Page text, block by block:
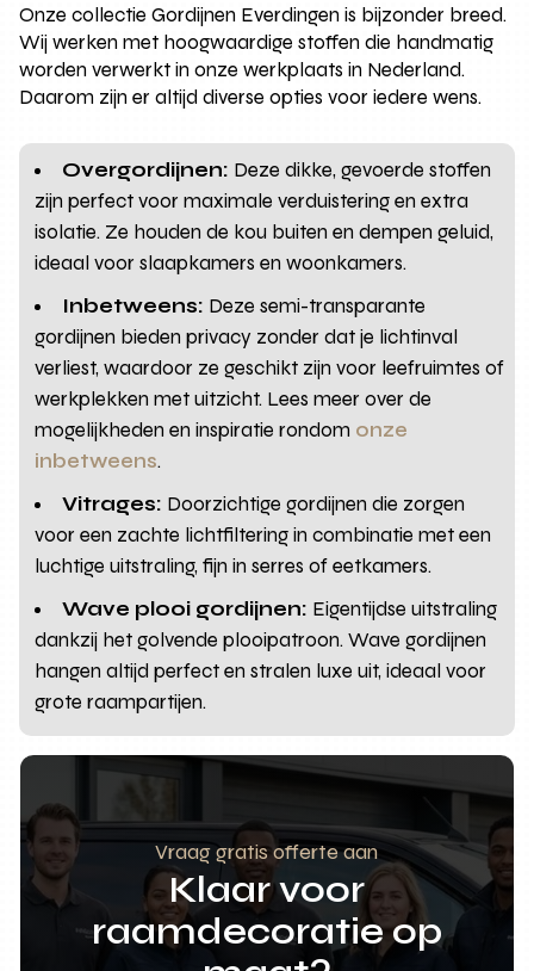
Onze collectie Gordijnen Everdingen is bijzonder breed.
Wij werken met hoogwaardige stoffen die handmatig
worden verwerkt in onze werkplaats in Nederland.
Daarom zijn er altijd diverse opties voor iedere wens.
Overgordijnen: Deze dikke, gevoerde stoffen
zijn perfect voor maximale verduistering en extra
isolatie. Ze houden de kou buiten en dempen geluid,
ideaal voor slaapkamers en woonkamers.
Inbetweens: Deze semi-transparante
gordijnen bieden privacy zonder dat je lichtinval
verliest, waardoor ze geschikt zijn voor leefruimtes of
werkplekken met uitzicht. Lees meer over de
mogelijkheden en inspiratie rondom onze
inbetweens.
Vitrages: Doorzichtige gordijnen die zorgen
voor een zachte lichtfiltering in combinatie met een
luchtige uitstraling, fijn in serres of eetkamers.
Wave plooi gordijnen: Eigentijdse uitstraling
dankzij het golvende plooipatroon. Wave gordijnen
hangen altijd perfect en stralen luxe uit, ideaal voor
grote raampartijen.
Vraag gratis offerte aan
Klaar voor
raamdecoratie op